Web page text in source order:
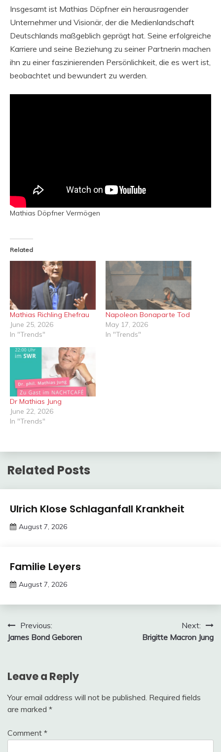
Insgesamt ist Mathias Döpfner ein herausragender
Unternehmer und Visionär, der die Medienlandschaft
Deutschlands maßgeblich geprägt hat. Seine erfolgreiche
Karriere und seine Beziehung zu seiner Partnerin machen
ihn zu einer faszinierenden Persönlichkeit, die es wert ist,
beobachtet und bewundert zu werden.
Mathias Döpfner Vermögen
Related
Mathias Richling Ehefrau
June 25, 2026
In "Trends"
Napoleon Bonaparte Tod
May 17, 2026
In "Trends"
Dr Mathias Jung
June 22, 2026
In "Trends"
Related Posts
Trends
Ulrich Klose Schlaganfall Krankheit
August 7, 2026
Trends
Familie Leyers
August 7, 2026
Post
navigation
Previous:
James Bond Geboren
Next:
Brigitte Macron Jung
Leave a Reply
Your email address will not be published. Required fields
are marked *
Comment *